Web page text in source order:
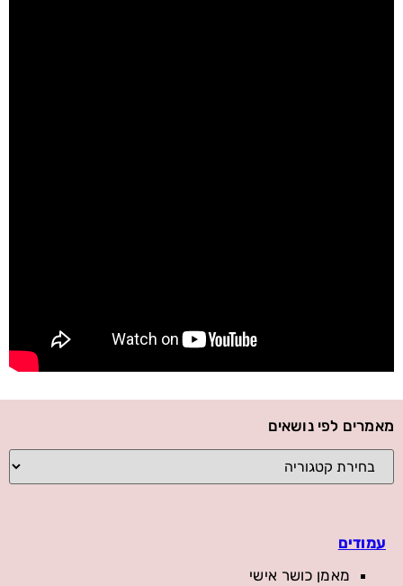
מאמרים לפי נושאים
עמודים
מאמן כושר אישי